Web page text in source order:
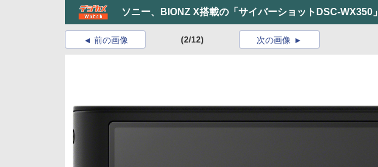
ソニー、BIONZ X搭載の「サイバーショットDSC-WX350」
前の画像 (2/12) 次の画像